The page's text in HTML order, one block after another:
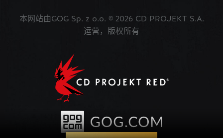
本网站由GOG Sp. z o.o. © 2026 CD PROJEKT S.A.
运营，版权所有